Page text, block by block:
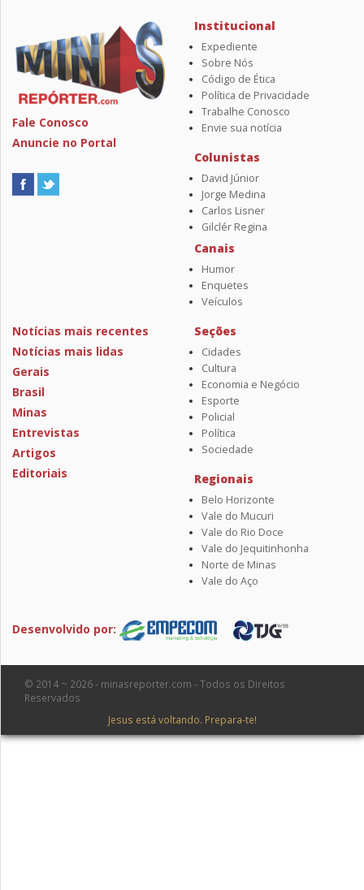
Fale Conosco
Anuncie no Portal
Institucional
Expediente
Sobre Nós
Código de Ética
Política de Privacidade
Trabalhe Conosco
Envie sua notícia
Colunistas
David Júnior
Jorge Medina
Carlos Lisner
Gilclér Regina
Canais
Humor
Enquetes
Veículos
Notícias mais recentes
Notícias mais lidas
Gerais
Brasil
Minas
Entrevistas
Artigos
Editoriais
Seções
Cidades
Cultura
Economia e Negócio
Esporte
Policial
Política
Sociedade
Regionais
Belo Horizonte
Vale do Mucuri
Vale do Rio Doce
Vale do Jequitinhonha
Norte de Minas
Vale do Aço
Desenvolvido por:
© 2014 ~ 2026 - minasreporter.com - Todos os Direitos
Reservados
Jesus está voltando. Prepara-te!